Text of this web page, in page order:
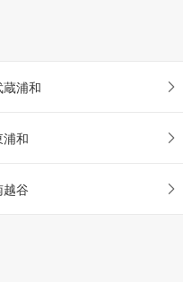
蔵浦和
浦和
越谷